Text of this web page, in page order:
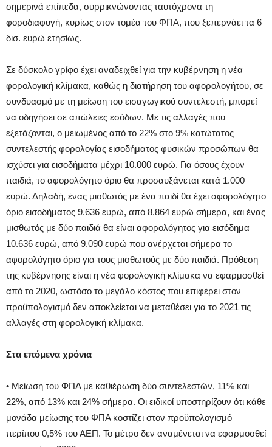
σημερινά επίπεδα, συρρικνώνοντας ταυτόχρονα τη
φοροδιαφυγή, κυρίως στον τομέα του ΦΠΑ, που ξεπερνάει τα 6
δισ. ευρώ ετησίως.
Σε δύσκολο γρίφο έχει αναδειχθεί για την κυβέρνηση η νέα
φορολογική κλίμακα, καθώς η διατήρηση του αφορολογήτου, σε
συνδυασμό με τη μείωση του εισαγωγικού συντελεστή, μπορεί
να οδηγήσει σε απώλειες εσόδων. Με τις αλλαγές που
εξετάζονται, ο μειωμένος από το 22% στο 9% κατώτατος
συντελεστής φορολογίας εισοδήματος φυσικών προσώπων θα
ισχύσει για εισοδήματα μέχρι 10.000 ευρώ. Για όσους έχουν
παιδιά, το αφορολόγητο όριο θα προσαυξάνεται κατά 1.000
ευρώ. Δηλαδή, ένας μισθωτός με ένα παιδί θα έχει αφορολόγητο
όριο εισοδήματος 9.636 ευρώ, από 8.864 ευρώ σήμερα, και ένας
μισθωτός με δύο παιδιά θα είναι αφορολόγητος για εισόδημα
10.636 ευρώ, από 9.090 ευρώ που ανέρχεται σήμερα το
αφορολόγητο όριο για τους μισθωτούς με δύο παιδιά. Πρόθεση
της κυβέρνησης είναι η νέα φορολογική κλίμακα να εφαρμοσθεί
από το 2020, ωστόσο το μεγάλο κόστος που επιφέρει στον
προϋπολογισμό δεν αποκλείεται να μεταθέσει για το 2021 τις
αλλαγές στη φορολογική κλίμακα.
Στα επόμενα χρόνια
• Μείωση του ΦΠΑ με καθιέρωση δύο συντελεστών, 11% και
22%, από 13% και 24% σήμερα. Οι ειδικοί υποστηρίζουν ότι κάθε
μονάδα μείωσης του ΦΠΑ κοστίζει στον προϋπολογισμό
περίπου 0,5% του ΑΕΠ. Το μέτρο δεν αναμένεται να εφαρμοσθεί